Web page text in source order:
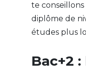
te
diplôme de
études plus
Bac+2 :